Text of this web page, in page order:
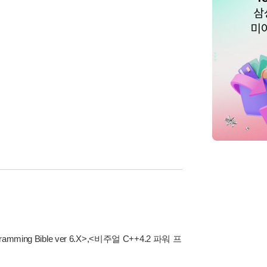
Bible ver 6.X>,<비주얼 C++4.2 파워 프